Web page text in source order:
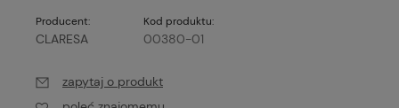
Producent:
CLARESA
Kod produktu:
00380-01
zapytaj o produkt